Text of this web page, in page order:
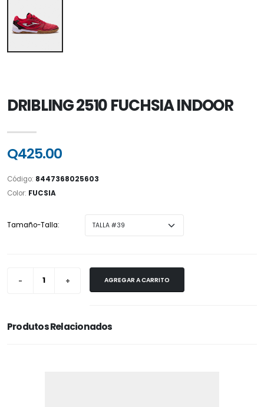
DRIBLING 2510 FUCHSIA INDOOR
Q425.00
Código: 8447368025603
Color: FUCSIA
Tamaño-Talla:
AGREGAR A CARRITO
Produtos Relacionados